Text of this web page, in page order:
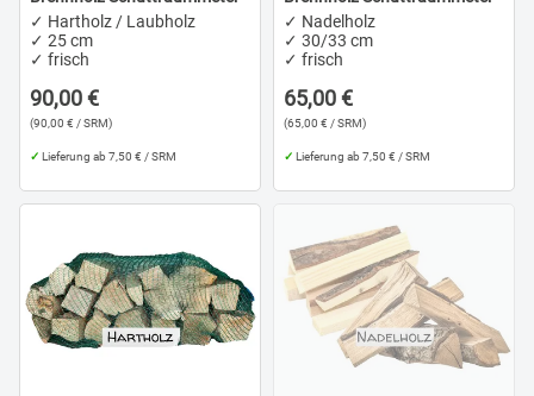
✓ Hartholz / Laubholz
✓ 25 cm
✓ frisch
90,00 €
(90,00 € / SRM)
✓ Lieferung ab 7,50 € / SRM
✓ Nadelholz
✓ 30/33 cm
✓ frisch
65,00 €
(65,00 € / SRM)
✓ Lieferung ab 7,50 € / SRM